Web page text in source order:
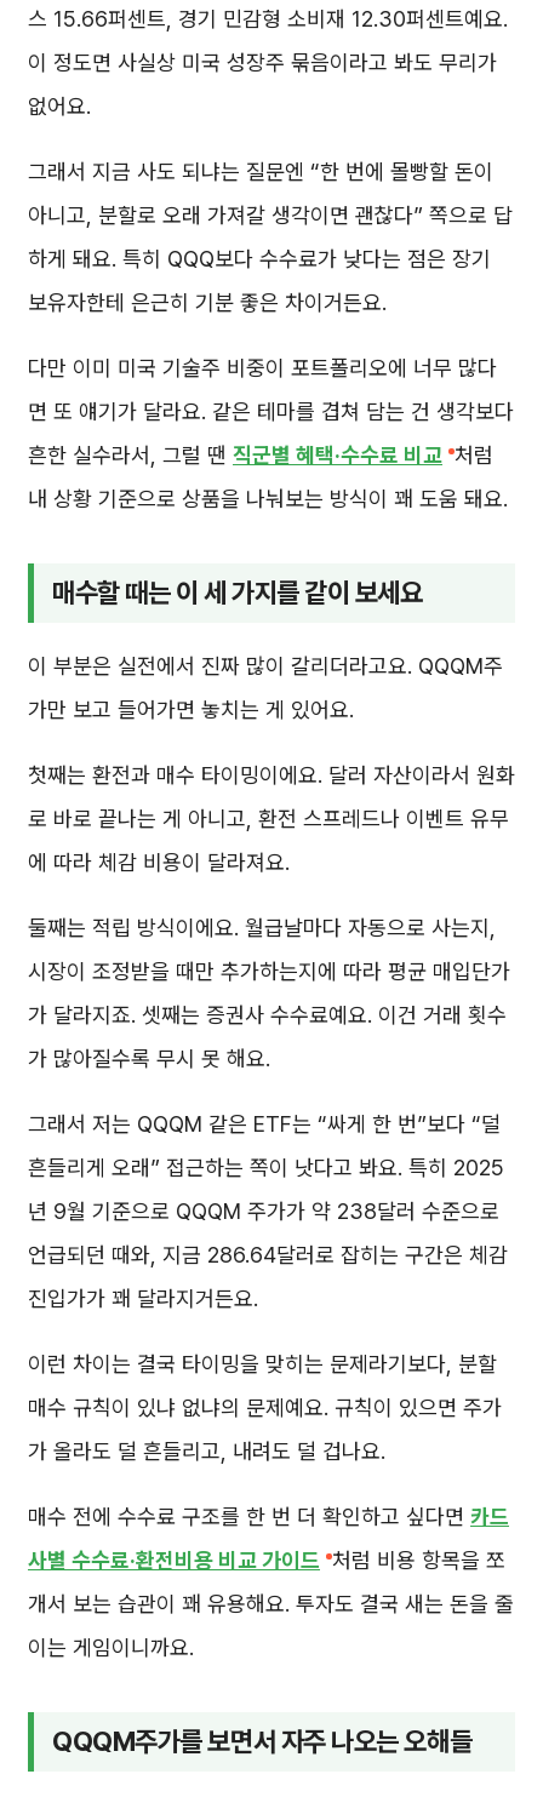
스 15.66퍼센트, 경기 민감형 소비재 12.30퍼센트예요.
이 정도면 사실상 미국 성장주 묶음이라고 봐도 무리가
없어요.
그래서 지금 사도 되냐는 질문엔 “한 번에 몰빵할 돈이
아니고, 분할로 오래 가져갈 생각이면 괜찮다” 쪽으로 답
하게 돼요. 특히 QQQ보다 수수료가 낮다는 점은 장기
보유자한테 은근히 기분 좋은 차이거든요.
다만 이미 미국 기술주 비중이 포트폴리오에 너무 많다
면 또 얘기가 달라요. 같은 테마를 겹쳐 담는 건 생각보다
흔한 실수라서, 그럴 땐 직군별 혜택·수수료 비교 처럼
내 상황 기준으로 상품을 나눠보는 방식이 꽤 도움 돼요.
매수할 때는 이 세 가지를 같이 보세요
이 부분은 실전에서 진짜 많이 갈리더라고요. QQQM주
가만 보고 들어가면 놓치는 게 있어요.
첫째는 환전과 매수 타이밍이에요. 달러 자산이라서 원화
로 바로 끝나는 게 아니고, 환전 스프레드나 이벤트 유무
에 따라 체감 비용이 달라져요.
둘째는 적립 방식이에요. 월급날마다 자동으로 사는지,
시장이 조정받을 때만 추가하는지에 따라 평균 매입단가
가 달라지죠. 셋째는 증권사 수수료예요. 이건 거래 횟수
가 많아질수록 무시 못 해요.
그래서 저는 QQQM 같은 ETF는 “싸게 한 번”보다 “덜
흔들리게 오래” 접근하는 쪽이 낫다고 봐요. 특히 2025
년 9월 기준으로 QQQM 주가가 약 238달러 수준으로
언급되던 때와, 지금 286.64달러로 잡히는 구간은 체감
진입가가 꽤 달라지거든요.
이런 차이는 결국 타이밍을 맞히는 문제라기보다, 분할
매수 규칙이 있냐 없냐의 문제예요. 규칙이 있으면 주가
가 올라도 덜 흔들리고, 내려도 덜 겁나요.
매수 전에 수수료 구조를 한 번 더 확인하고 싶다면 카드
사별 수수료·환전비용 비교 가이드 처럼 비용 항목을 쪼
개서 보는 습관이 꽤 유용해요. 투자도 결국 새는 돈을 줄
이는 게임이니까요.
QQQM주가를 보면서 자주 나오는 오해들